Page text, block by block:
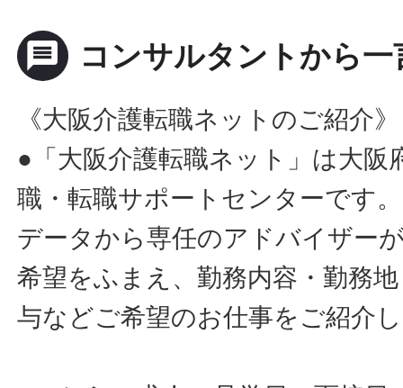
message コンサルタントから一
《大阪介護転職ネットのご紹介》
●「大阪介護転職ネット」は大阪
職・転職サポートセンターです
データから専任のアドバイザー
希望をふまえ、勤務内容・勤務
与などご希望のお仕事をご紹介